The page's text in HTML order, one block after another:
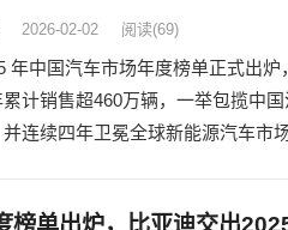
2026-02-02 阅读(69)
年中国汽车市场年度榜单正式出炉
计销售超460万辆，一举包揽中
并连续四年卫冕全球新能源汽车市
榜单出炉，比亚迪交出